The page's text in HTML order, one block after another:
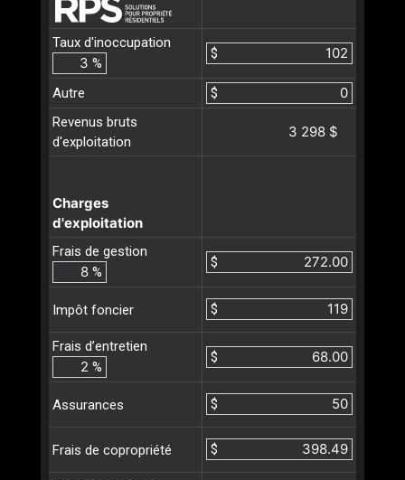
Taux d'inoccupation
%
$
Autre
$
Revenus bruts
d'exploitation
3 298 $
Charges
d'exploitation
Frais de gestion
%
$
Impôt foncier $
Frais d’entretien
%
$
Assurances $
Frais de copropriété $